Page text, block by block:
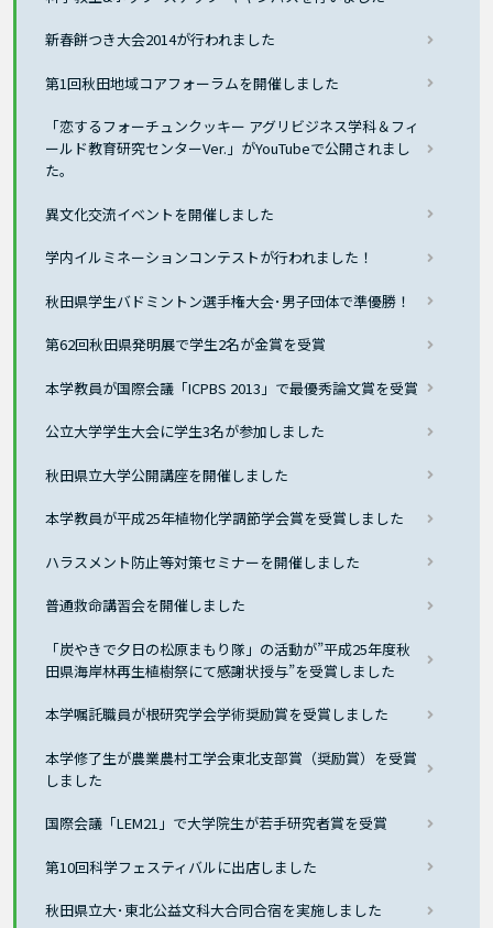
新春餅つき大会2014が行われました
第1回秋田地域コアフォーラムを開催しました
「恋するフォーチュンクッキー アグリビジネス学科＆フィ
ールド教育研究センターVer.」がYouTubeで公開されまし
た。
異文化交流イベントを開催しました
学内イルミネーションコンテストが行われました！
秋田県学生バドミントン選手権大会･男子団体で準優勝！
第62回秋田県発明展で学生2名が金賞を受賞
本学教員が国際会議「ICPBS 2013」で最優秀論文賞を受賞
公立大学学生大会に学生3名が参加しました
秋田県立大学公開講座を開催しました
本学教員が平成25年植物化学調節学会賞を受賞しました
ハラスメント防止等対策セミナーを開催しました
普通救命講習会を開催しました
「炭やきで夕日の松原まもり隊」の活動が”平成25年度秋
田県海岸林再生植樹祭にて感謝状授与”を受賞しました
本学嘱託職員が根研究学会学術奨励賞を受賞しました
本学修了生が農業農村工学会東北支部賞（奨励賞）を受賞
しました
国際会議「LEM21」で大学院生が若手研究者賞を受賞
第10回科学フェスティバルに出店しました
秋田県立大･東北公益文科大合同合宿を実施しました